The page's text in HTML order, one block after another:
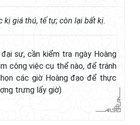
kị giá thú, tế tự; còn lại bất kị.
sự, cần kiểm tra ngày Hoàng
công việc cụ thể nào, để tránh
các giờ Hoàng đạo để thực
trưng lấy giờ)